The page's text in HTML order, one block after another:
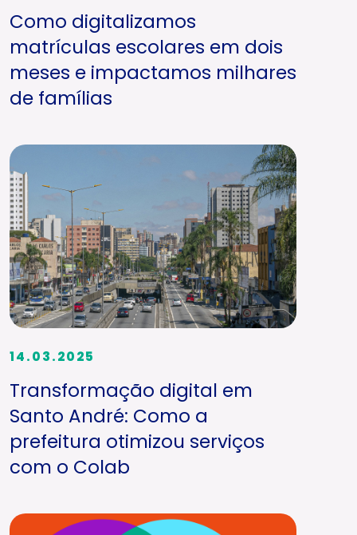
Como digitalizamos
matrículas escolares em dois
meses e impactamos milhares
de famílias
14.03.2025
Transformação digital em
Santo André: Como a
prefeitura otimizou serviços
com o Colab